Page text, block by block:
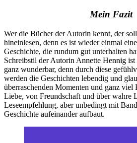
Mein Fazit
Wer die Bücher der Autorin kennt, der
hineinlesen, denn es ist wieder einmal
Geschichte, die rundum gut unterhalten
Schreibstil der Autorin Annette Hennig
ganz wunderbar, denn durch diese
werden die Geschichten lebendig und
überraschenden Momenten und ganz viel
Liebe, von Freundschaft und über wahre
Leseempfehlung, aber unbedingt mit
Geschichte aufeinander aufbaut.